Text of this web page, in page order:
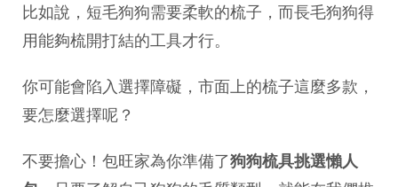
比如說，短毛狗狗需要柔軟的梳子，而長毛狗狗得
用能夠梳開打結的工具才行。
你可能會陷入選擇障礙，市面上的梳子這麼多款，
要怎麼選擇呢？
不要擔心！包旺家為你準備了狗狗梳具挑選懶人